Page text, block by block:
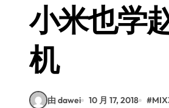
三星Galaxy Z
小米也学
机
由 dawei 10 月 17, 2018 #